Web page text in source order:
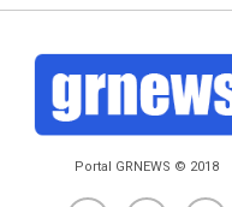
Portal GRNEWS © 2018